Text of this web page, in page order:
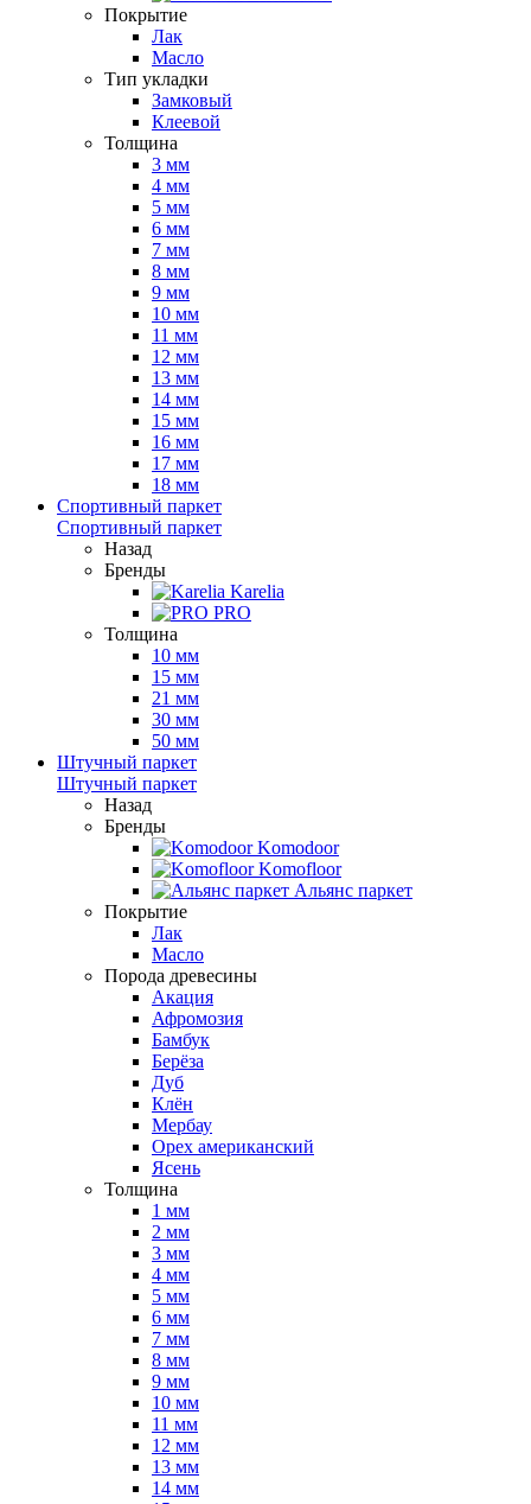
Покрытие
Лак
Масло
Тип укладки
Замковый
Клеевой
Толщина
3 мм
4 мм
5 мм
6 мм
7 мм
8 мм
9 мм
10 мм
11 мм
12 мм
13 мм
14 мм
15 мм
16 мм
17 мм
18 мм
Спортивный паркет
Спортивный паркет
Назад
Бренды
Karelia
PRO
Толщина
10 мм
15 мм
21 мм
30 мм
50 мм
Штучный паркет
Штучный паркет
Назад
Бренды
Komodoor
Komofloor
Альянс паркет
Покрытие
Лак
Масло
Порода древесины
Акация
Афромозия
Бамбук
Берёза
Дуб
Клён
Мербау
Орех американский
Ясень
Толщина
1 мм
2 мм
3 мм
4 мм
5 мм
6 мм
7 мм
8 мм
9 мм
10 мм
11 мм
12 мм
13 мм
14 мм